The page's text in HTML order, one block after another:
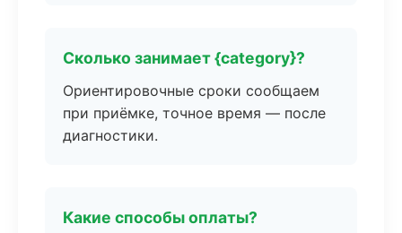
Сколько занимает {category}?
Ориентировочные сроки сообщаем
при приёмке, точное время — после
диагностики.
Какие способы оплаты?